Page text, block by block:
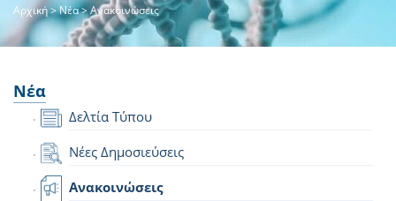
Αρχική>Νέα> Ανακοινώσεις
Νέα
Δελτία Τύπου
Νέες Δημοσιεύσεις
Ανακοινώσεις